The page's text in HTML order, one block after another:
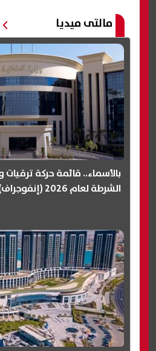
مالتى ميديا
بالأسماء.. قائمة حركة ترقيات
الشرطة لعام 2026 (إنفوجراف)